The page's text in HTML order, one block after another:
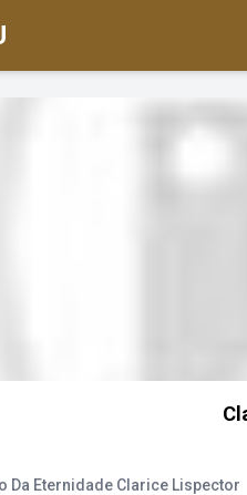
Da Eternidade Clarice Lispector